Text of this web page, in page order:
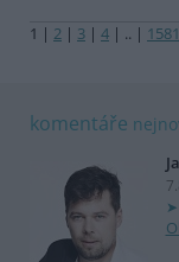
1 | 2 | 3 | 4 | .. | 1581
komentáře